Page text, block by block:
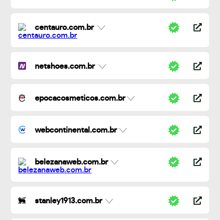
centauro.com.br
netshoes.com.br
epocacosmeticos.com.br
webcontinental.com.br
belezanaweb.com.br
stanley1913.com.br